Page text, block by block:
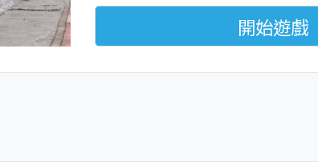
開始遊戲